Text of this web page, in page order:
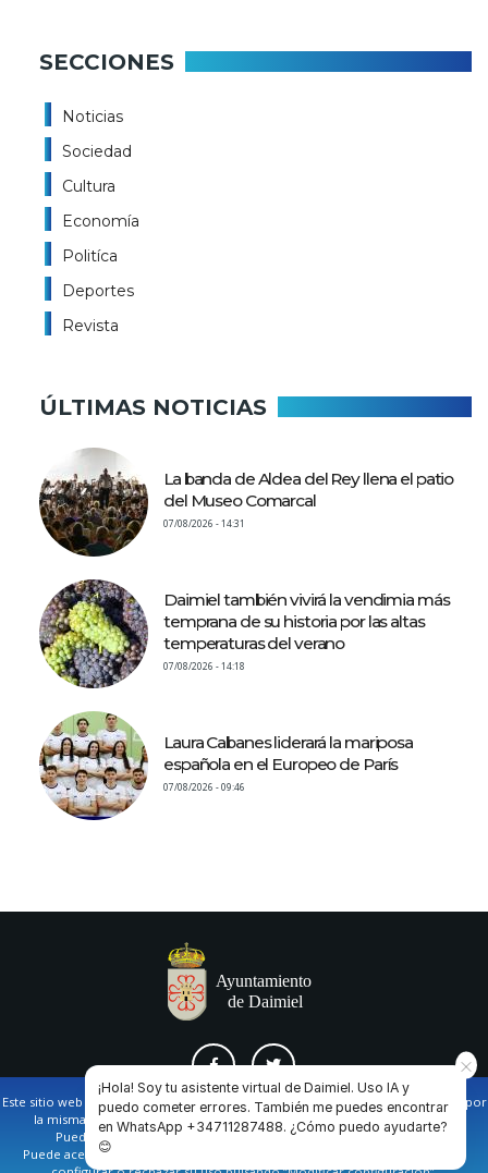
SECCIONES
Noticias
Sociedad
Cultura
Economía
Politíca
Deportes
Revista
ÚLTIMAS NOTICIAS
La banda de Aldea del Rey llena el patio
del Museo Comarcal
07/08/2026 - 14:31
Daimiel también vivirá la vendimia más
temprana de su historia por las altas
temperaturas del verano
07/08/2026 - 14:18
Laura Cabanes liderará la mariposa
española en el Europeo de París
07/08/2026 - 09:46
AVISO LEGAL Y POLÍTICA DE PRIVACIDAD COOKIES CONTACTO
Este sitio web utiliza cookies propias y de terceros para facilitar la navegación por
la misma y obtener datos estadísticos de la navegación de los usuarios.
Puede obtener más información en nuestrapolítica de cookies
Puede aceptar todas las cookies pulsando en el botón de “Aceptar”, o bien
¡Hola! Soy tu asistente virtual de Daimiel. Uso IA y
puedo cometer errores. También me puedes encontrar
en WhatsApp +34711287488. ¿Cómo puedo ayudarte?
😊